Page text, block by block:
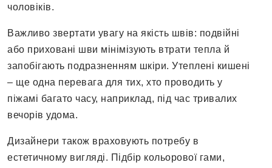
чоловіків.
Важливо звертати увагу на якість швів: подвійні
або приховані шви мінімізують втрати тепла й
запобігають подразненням шкіри. Утеплені кишені
– ще одна перевага для тих, хто проводить у
піжамі багато часу, наприклад, під час тривалих
вечорів удома.
Дизайнери також враховують потребу в
естетичному вигляді. Підбір кольорової гами,